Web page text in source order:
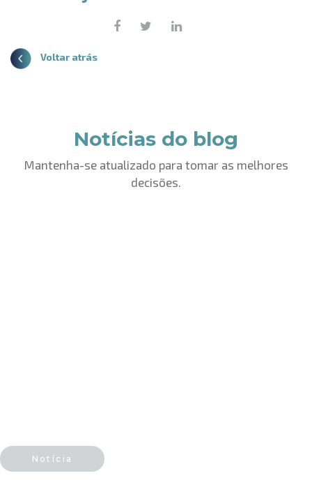
Voltar atrás
Notícias do blog
Mantenha-se atualizado para tomar as melhores
decisões.
Notícia